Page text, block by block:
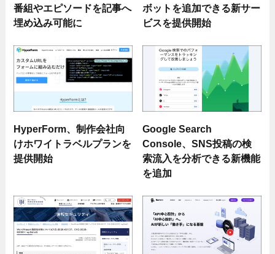
番組やエピソードを記事へ
埋め込み可能に
ボットを追加できる新サー
ビスを提供開始
HyperForm、制作会社向
けホワイトラベルプランを
提供開始
Google Search
Console、SNS投稿の検
索流入を分析できる新機能
を追加